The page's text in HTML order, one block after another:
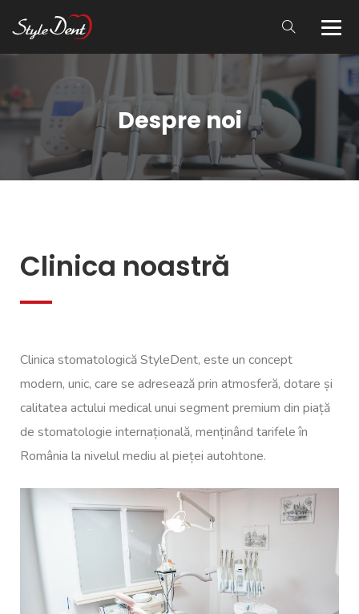
Despre noi
Clinica noastră
Clinica stomatologică StyleDent, este un concept
modern, unic, care se adresează prin atmosferă, dotare și
calitatea actului medical unui segment premium din piață
de stomatologie internațională, menținând tarifele în
România la nivelul mediu al pieței autohtone.